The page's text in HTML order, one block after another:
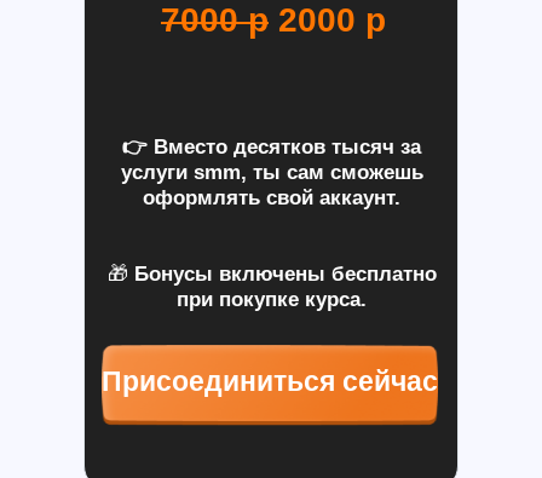
👉 Вместо десятков тысяч за
услуги smm, ты сам сможешь
оформлять свой аккаунт.
🎁 Бонусы включены бесплатно
при покупке курса.
7000 р 2000 р
Присоединиться сейчас